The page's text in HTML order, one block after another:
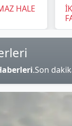
HALE
.Son